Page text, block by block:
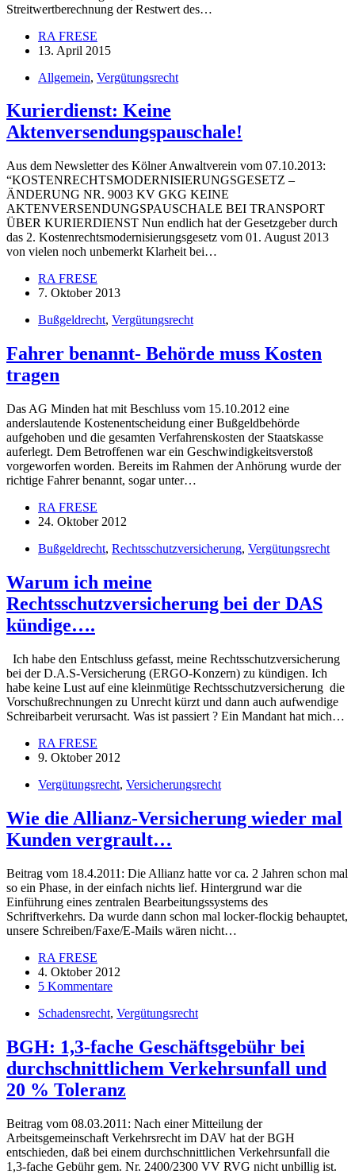
Streitwertberechnung der Restwert des…
RA FRESE
13. April 2015
Allgemein, Vergütungsrecht
Kurierdienst: Keine
Aktenversendungspauschale!
Aus dem Newsletter des Kölner Anwaltverein vom 07.10.2013:
“KOSTENRECHTSMODERNISIERUNGSGESETZ –
ÄNDERUNG NR. 9003 KV GKG KEINE
AKTENVERSENDUNGSPAUSCHALE BEI TRANSPORT
ÜBER KURIERDIENST Nun endlich hat der Gesetzgeber durch
das 2. Kostenrechtsmodernisierungsgesetz vom 01. August 2013
von vielen noch unbemerkt Klarheit bei…
RA FRESE
7. Oktober 2013
Bußgeldrecht, Vergütungsrecht
Fahrer benannt- Behörde muss Kosten
tragen
Das AG Minden hat mit Beschluss vom 15.10.2012 eine
anderslautende Kostenentscheidung einer Bußgeldbehörde
aufgehoben und die gesamten Verfahrenskosten der Staatskasse
auferlegt. Dem Betroffenen war ein Geschwindigkeitsverstoß
vorgeworfen worden. Bereits im Rahmen der Anhörung wurde der
richtige Fahrer benannt, sogar unter…
RA FRESE
24. Oktober 2012
Bußgeldrecht, Rechtsschutzversicherung, Vergütungsrecht
Warum ich meine
Rechtsschutzversicherung bei der DAS
kündige….
Ich habe den Entschluss gefasst, meine Rechtsschutzversicherung
bei der D.A.S-Versicherung (ERGO-Konzern) zu kündigen. Ich
habe keine Lust auf eine kleinmütige Rechtsschutzversicherung die
Vorschußrechnungen zu Unrecht kürzt und dann auch aufwendige
Schreibarbeit verursacht. Was ist passiert ? Ein Mandant hat mich…
RA FRESE
9. Oktober 2012
Vergütungsrecht, Versicherungsrecht
Wie die Allianz-Versicherung wieder mal
Kunden vergrault…
Beitrag vom 18.4.2011: Die Allianz hatte vor ca. 2 Jahren schon mal
so ein Phase, in der einfach nichts lief. Hintergrund war die
Einführung eines zentralen Bearbeitungssystems des
Schriftverkehrs. Da wurde dann schon mal locker-flockig behauptet,
unsere Schreiben/Faxe/E-Mails wären nicht…
RA FRESE
4. Oktober 2012
5 Kommentare
Schadensrecht, Vergütungsrecht
BGH: 1,3-fache Geschäftsgebühr bei
durchschnittlichem Verkehrsunfall und
20 % Toleranz
Beitrag vom 08.03.2011: Nach einer Mitteilung der
Arbeitsgemeinschaft Verkehrsrecht im DAV hat der BGH
entschieden, daß bei einem durchschnittlichen Verkehrsunfall die
1,3-fache Gebühr gem. Nr. 2400/2300 VV RVG nicht unbillig ist.